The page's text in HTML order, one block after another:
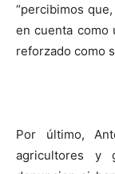
“percibimos
en cuenta como
reforzado como
Por último,
agricultores y